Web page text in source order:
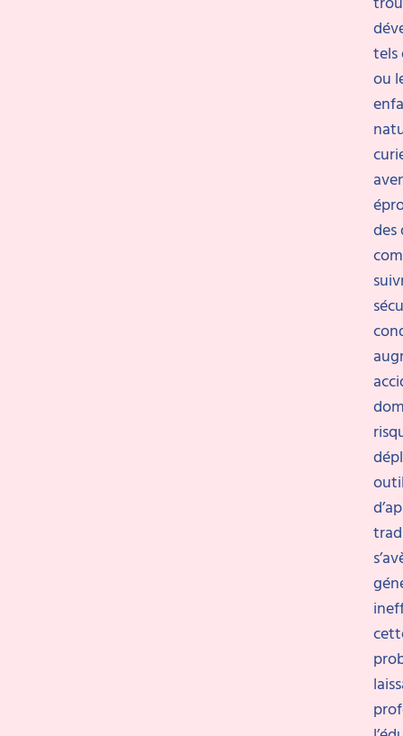
tels
ou
des